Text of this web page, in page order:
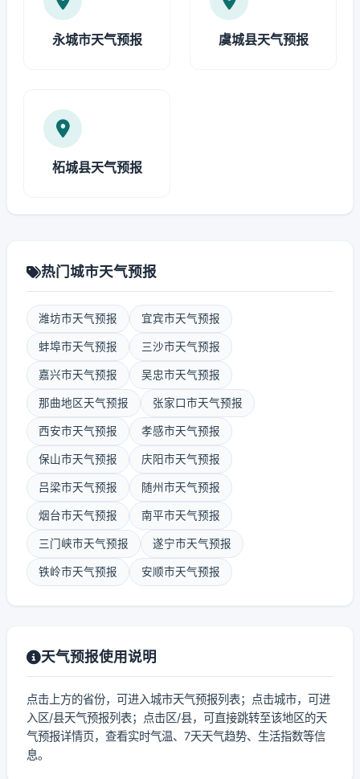
永城市天气预报 虞城县天气预报
柘城县天气预报
热门城市天气预报
潍坊市天气预报 宜宾市天气预报
蚌埠市天气预报 三沙市天气预报
嘉兴市天气预报 吴忠市天气预报
那曲地区天气预报 张家口市天气预报
西安市天气预报 孝感市天气预报
保山市天气预报 庆阳市天气预报
吕梁市天气预报 随州市天气预报
烟台市天气预报 南平市天气预报
三门峡市天气预报 遂宁市天气预报
铁岭市天气预报 安顺市天气预报
天气预报使用说明
点击上方的省份，可进入城市天气预报列表；点击城市，可进
入区/县天气预报列表；点击区/县，可直接跳转至该地区的天
气预报详情页，查看实时气温、7天天气趋势、生活指数等信
息。